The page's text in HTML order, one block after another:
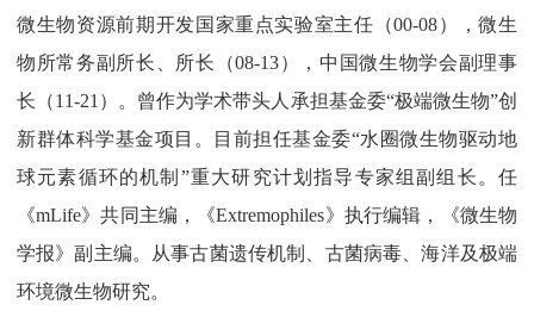
微生物资源前期开发国家重点实验室主任（00-08），微生
物所常务副所长、所长（08-13），中国微生物学会副理事
长（11-21）。曾作为学术带头人承担基金委“极端微生物”创
新群体科学基金项目。目前担任基金委“水圈微生物驱动地
球元素循环的机制”重大研究计划指导专家组副组长。任
《mLife》共同主编，《Extremophiles》执行编辑，《微生物
学报》副主编。从事古菌遗传机制、古菌病毒、海洋及极端
环境微生物研究。